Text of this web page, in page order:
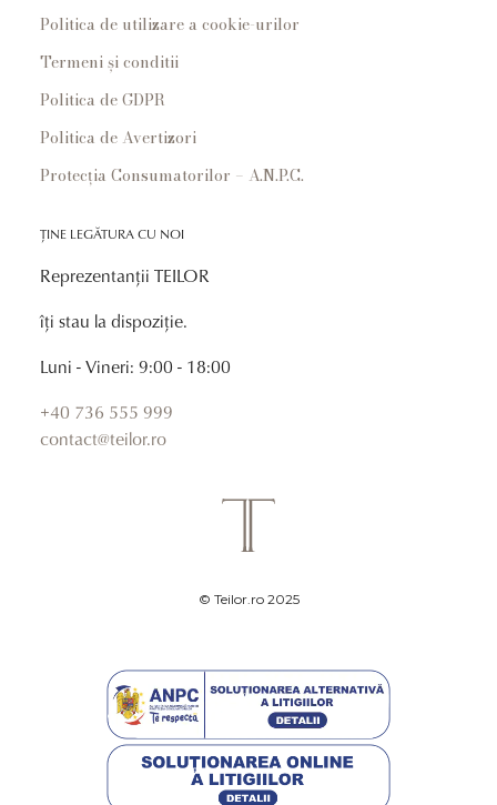
Politica de utilizare a cookie-urilor
Termeni și conditii
Politica de GDPR
Politica de Avertizori
Protecția Consumatorilor – A.N.P.C.
ȚINE LEGĂTURA CU NOI
Reprezentanții TEILOR
îți stau la dispoziție.
Luni - Vineri: 9:00 - 18:00
+40 736 555 999
contact@teilor.ro
© Teilor.ro 2025